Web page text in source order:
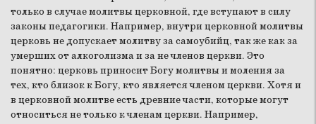
только в случае молитвы церковной, где вступают в силу
законы педагогики. Например, внутри церковной молитвы
церковь не допускает молитву за самоубийц, так же как за
умерших от алкоголизма и за не членов церкви. Это
понятно: церковь приносит Богу молитвы и моления за
тех, кто близок к Богу, кто является членом церкви. Хотя и
в церковной молитве есть древние части, которые могут
относиться не только к членам церкви. Например,